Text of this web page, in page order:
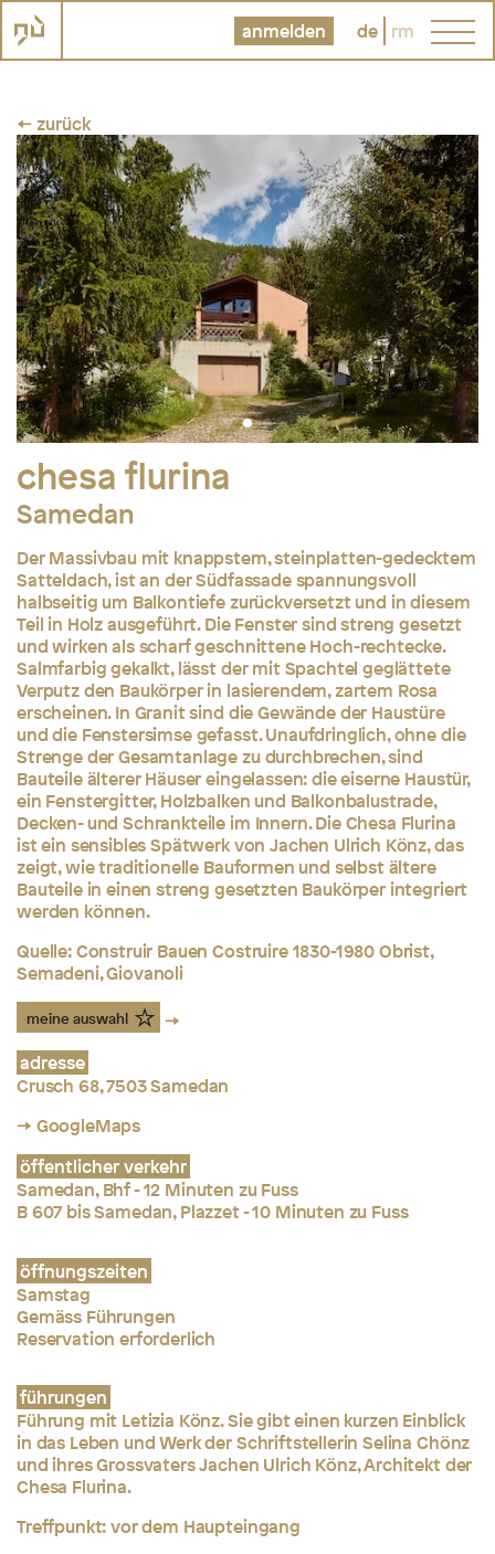
anmelden de rm
← zurück
chesa flurina
Samedan
Der Massivbau mit knappstem, steinplatten-gedecktem
Satteldach, ist an der Südfassade spannungsvoll
halbseitig um Balkontiefe zurückversetzt und in diesem
Teil in Holz ausgeführt. Die Fenster sind streng gesetzt
und wirken als scharf geschnittene Hoch-rechtecke.
Salmfarbig gekalkt, lässt der mit Spachtel geglättete
Verputz den Baukörper in lasierendem, zartem Rosa
erscheinen. In Granit sind die Gewände der Haustüre
und die Fenstersimse gefasst. Unaufdringlich, ohne die
Strenge der Gesamtanlage zu durchbrechen, sind
Bauteile älterer Häuser eingelassen: die eiserne Haustür,
ein Fenstergitter, Holzbalken und Balkonbalustrade,
Decken- und Schrankteile im Innern. Die Chesa Flurina
ist ein sensibles Spätwerk von Jachen Ulrich Könz, das
zeigt, wie traditionelle Bauformen und selbst ältere
Bauteile in einen streng gesetzten Baukörper integriert
werden können.
Quelle: Construir Bauen Costruire 1830-1980 Obrist,
Semadeni, Giovanoli
meine auswahl
adresse
Crusch 68, 7503 Samedan
→ GoogleMaps
öffentlicher verkehr
Samedan, Bhf - 12 Minuten zu Fuss
B 607 bis Samedan, Plazzet - 10 Minuten zu Fuss
öffnungszeiten
Samstag
Gemäss Führungen
Reservation erforderlich
führungen
Führung mit Letizia Könz. Sie gibt einen kurzen Einblick
in das Leben und Werk der Schriftstellerin Selina Chönz
und ihres Grossvaters Jachen Ulrich Könz, Architekt der
Chesa Flurina.
Treffpunkt: vor dem Haupteingang